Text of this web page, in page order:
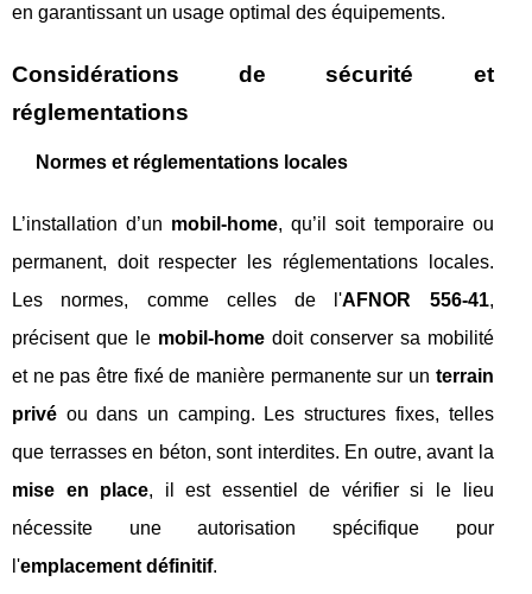
en garantissant un usage optimal des équipements.
Considérations de sécurité et
réglementations
Normes et réglementations locales
L’installation d’un mobil-home, qu’il soit temporaire ou
permanent, doit respecter les réglementations locales.
Les normes, comme celles de l'AFNOR 556-41,
précisent que le mobil-homedoit conserver sa mobilité
et ne pas être fixé de manière permanente sur un terrain
privé ou dans un camping. Les structures fixes, telles
que terrasses en béton, sont interdites. En outre, avant la
mise en place, il est essentiel de vérifier si le lieu
nécessite une autorisation spécifique pour
l'emplacement définitif.